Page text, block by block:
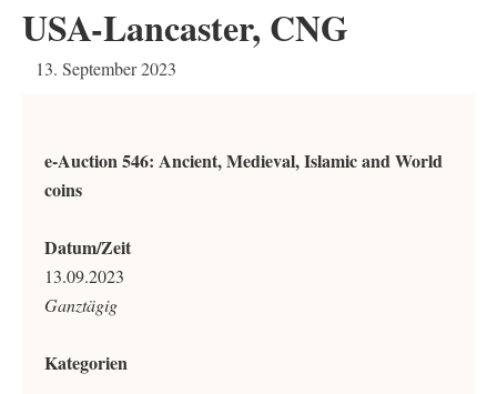
USA-Lancaster, CNG
13. September 2023
e-Auction 546: Ancient, Medieval, Islamic and World
coins
Datum/Zeit
13.09.2023
Ganztägig
Kategorien